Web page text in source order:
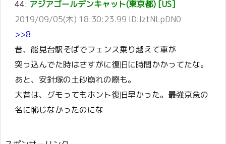
44: アジアゴールデンキャット(東京都) [US]
2019/09/05(木) 18:30:23.99 ID:IztNLpDN0
>>8
昔、能見台駅そばでフェンス乗り越えて車が
突っ込んでた時はさすがに復旧に時間かかってたな。
あと、安針塚の土砂崩れの際も。
大昔は、グモってもホント復旧早かった。最強京急の
名に恥じなかったのにな